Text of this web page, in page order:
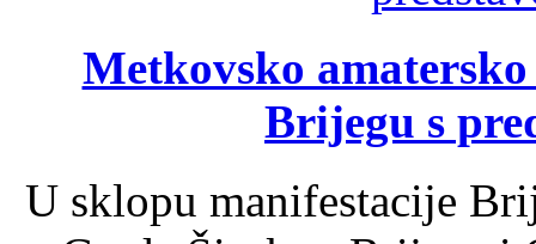
Metkovsko
Brijegu s
U sklopu manifestacije